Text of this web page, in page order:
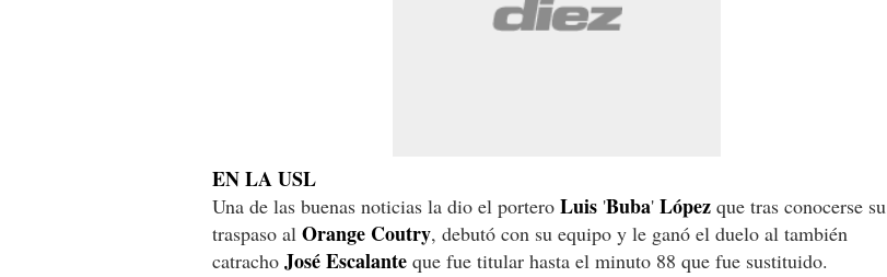
EN LA USL
Una de las buenas noticias la dio el portero Luis 'Buba' López que tras conocerse su
traspaso al Orange Coutry, debutó con su equipo y le ganó el duelo al también
catracho José Escalante que fue titular hasta el minuto 88 que fue sustituido.